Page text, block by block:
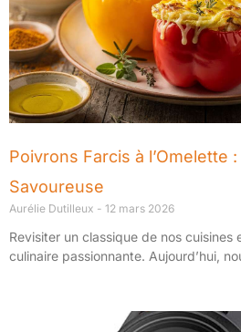
Poivrons Farcis à l’Omelette
Savoureuse
Aurélie Dutilleux 12 mars 2026
Revisiter un classique de nos cuisines
culinaire passionnante. Aujourd’hui,